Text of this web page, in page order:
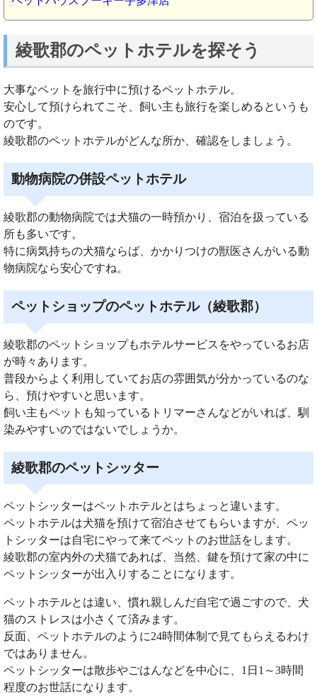
綾歌郡のペットホテルを探そう
大事なペットを旅行中に預けるペットホテル。
安心して預けられてこそ、飼い主も旅行を楽しめるというも
のです。
綾歌郡のペットホテルがどんな所か、確認をしましょう。
動物病院の併設ペットホテル
綾歌郡の動物病院では犬猫の一時預かり、宿泊を扱っている
所も多いです。
特に病気持ちの犬猫ならば、かかりつけの獣医さんがいる動
物病院なら安心ですね。
ペットショップのペットホテル（綾歌郡）
綾歌郡のペットショップもホテルサービスをやっているお店
が時々あります。
普段からよく利用していてお店の雰囲気が分かっているのな
ら、預けやすいと思います。
飼い主もペットも知っているトリマーさんなどがいれば、馴
染みやすいのではないでしょうか。
綾歌郡のペットシッター
ペットシッターはペットホテルとはちょっと違います。
ペットホテルは犬猫を預けて宿泊させてもらいますが、ペッ
トシッターは自宅にやって来てペットのお世話をします。
綾歌郡の室内外の犬猫であれば、当然、鍵を預けて家の中に
ペットシッターが出入りすることになります。
ペットホテルとは違い、慣れ親しんだ自宅で過ごすので、犬
猫のストレスは小さくて済みます。
反面、ペットホテルのように24時間体制で見てもらえるわけ
ではありません。
ペットシッターは散歩やごはんなどを中心に、1日1～3時間
程度のお世話になります。